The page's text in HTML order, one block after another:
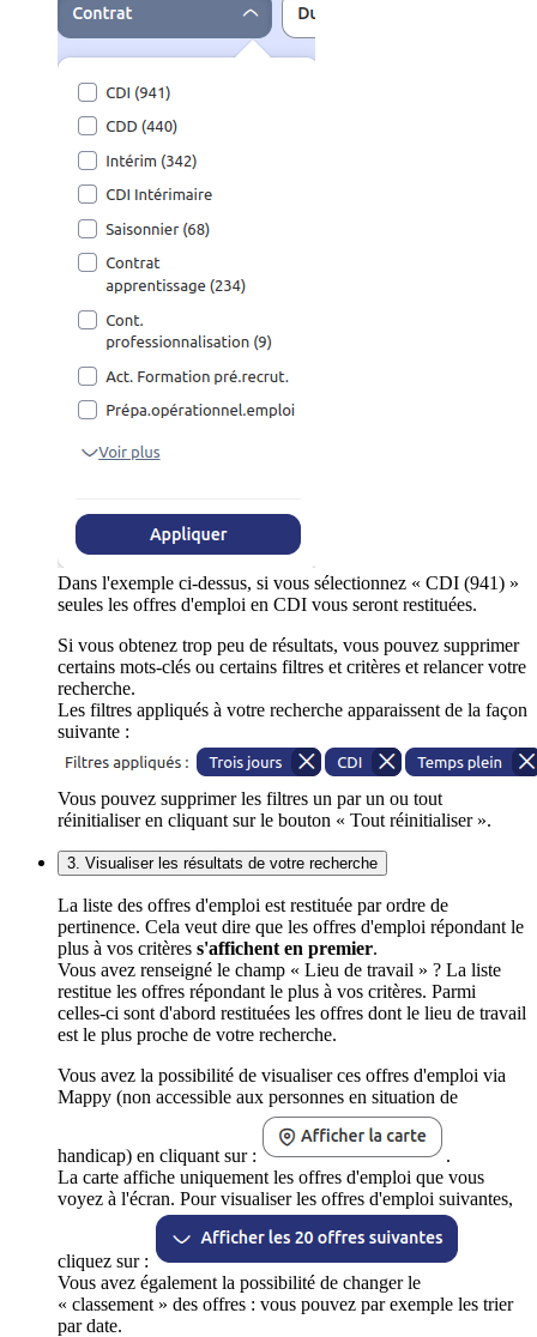
Dans l'exemple ci-dessus, si vous sélectionnez « CDI (941) »
seules les offres d'emploi en CDI vous seront restituées.
Si vous obtenez trop peu de résultats, vous pouvez supprimer
certains mots-clés ou certains filtres et critères et relancer votre
recherche.
Les filtres appliqués à votre recherche apparaissent de la façon
suivante :
Vous pouvez supprimer les filtres un par un ou tout
réinitialiser en cliquant sur le bouton « Tout réinitialiser ».
3. Visualiser les résultats de votre recherche
La liste des offres d'emploi est restituée par ordre de
pertinence. Cela veut dire que les offres d'emploi répondant le
plus à vos critères s'affichent en premier.
Vous avez renseigné le champ « Lieu de travail » ? La liste
restitue les offres répondant le plus à vos critères. Parmi
celles-ci sont d'abord restituées les offres dont le lieu de travail
est le plus proche de votre recherche.
Vous avez la possibilité de visualiser ces offres d'emploi via
Mappy (non accessible aux personnes en situation de
handicap) en cliquant sur :
.
La carte affiche uniquement les offres d'emploi que vous
voyez à l'écran. Pour visualiser les offres d'emploi suivantes,
cliquez sur :
Vous avez également la possibilité de changer le
« classement » des offres : vous pouvez par exemple les trier
par date.